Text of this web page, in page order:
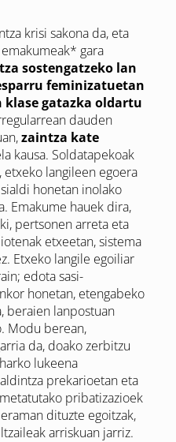
krisi sakona da, eta
gara
sostengatzeko lan
feminizatuetan
gatazka oldartu
dauden
zaintza kate
kausa. Soldatapekoak
etxeko langileen egoera
honetan inolako
Emakume hauek dira,
pertsonen arreta eta
etxeetan, sistema
Etxeko langile egoiliar
edota sasi-
honetan, etengabeko
beraien lanpostuan
Modu berean,
da, doako zerbitzu
lukeena
prekarioetan eta
pribatizazioek
dituzte egoitzak,
arriskuan jarriz.